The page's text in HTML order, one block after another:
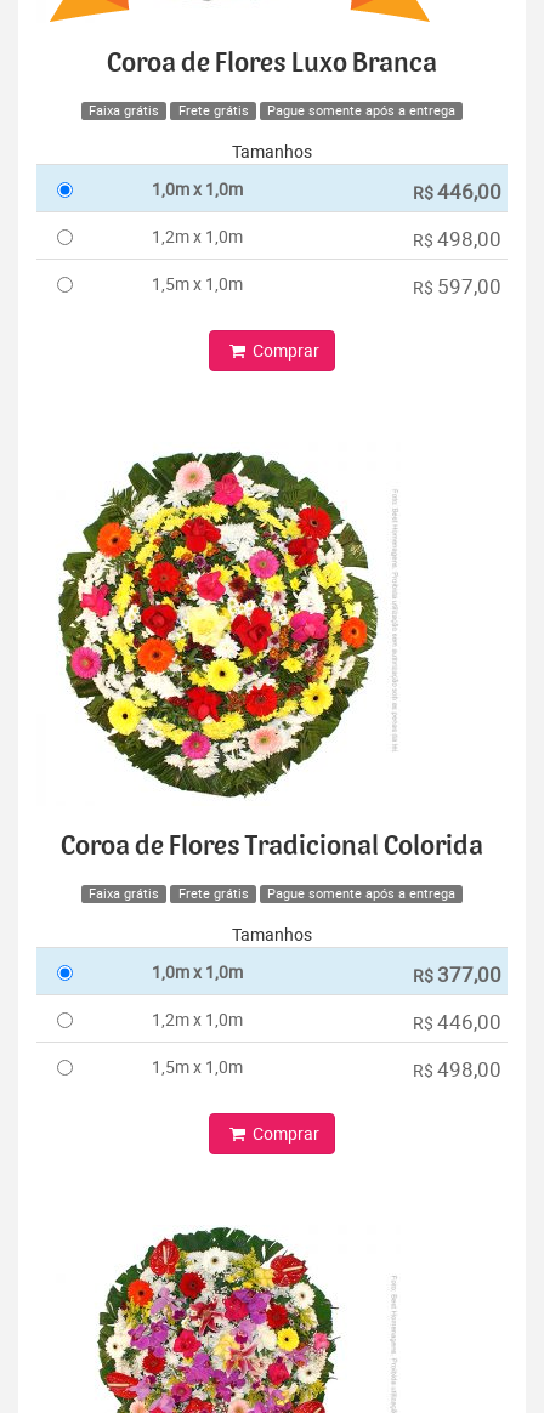
Coroa de Flores Luxo Branca
Faixa grátis Frete grátis Pague somente após a entrega
Tamanhos
1,0m x 1,0m
R$446,00
1,2m x 1,0m R$ 498,00
1,5m x 1,0m R$ 597,00
Comprar
Coroa de Flores Tradicional Colorida
Faixa grátis Frete grátis Pague somente após a entrega
Tamanhos
1,0m x 1,0m
R$ 377,00
1,2m x 1,0m R$ 446,00
1,5m x 1,0m R$ 498,00
Comprar